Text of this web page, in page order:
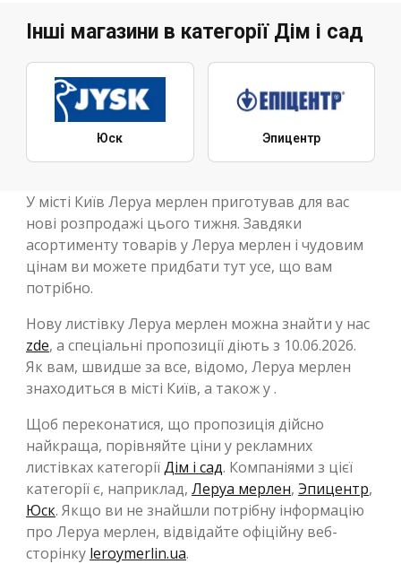
Інші магазини в категорії Дім і сад
Юск Эпицентр
У місті Київ Леруа мерлен приготував для вас
нові розпродажі цього тижня. Завдяки
асортименту товарів у Леруа мерлен і чудовим
цінам ви можете придбати тут усе, що вам
потрібно.
Нову листівку Леруа мерлен можна знайти у нас
zde, а спеціальні пропозиції діють з 10.06.2026.
Як вам, швидше за все, відомо, Леруа мерлен
знаходиться в місті Київ, а також у .
Щоб переконатися, що пропозиція дійсно
найкраща, порівняйте ціни у рекламних
листівках категоріїДім і сад. Компаніями з цієї
категорії є, наприклад, Леруа мерлен, Эпицентр,
Юск. Якщо ви не знайшли потрібну інформацію
про Леруа мерлен, відвідайте офіційну веб-
сторінку leroymerlin.ua.